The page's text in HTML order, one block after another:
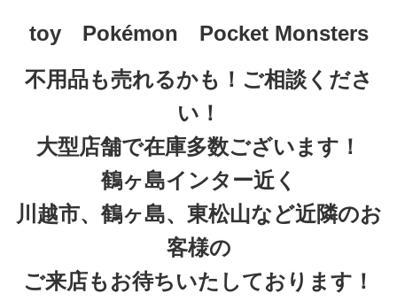
toy Pokémon　Pocket Monsters
不用品も売れるかも！ご相談くださ
い！
大型店舗で在庫多数ございます！
鶴ヶ島インター近く
川越市、鶴ヶ島、東松山など近隣のお
客様の
ご来店もお待ちいたしております！